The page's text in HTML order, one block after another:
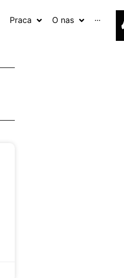
Praca O nas ···